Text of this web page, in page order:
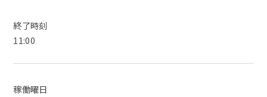
終了時刻
11:00
稼働曜日